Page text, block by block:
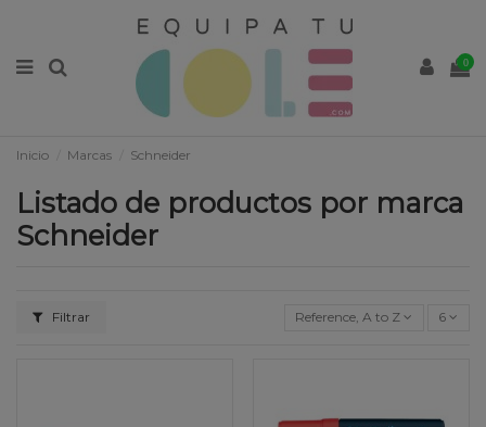
0
Inicio Marcas Schneider
Listado de productos por marca
Schneider
Filtrar Reference, A to Z 6